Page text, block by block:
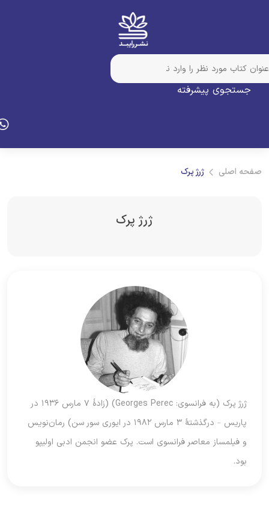
جستجوی پیشرفته
اصلی ژرژ پرک
ژرژ پرک
ژرژ پرک (به فرانسوی: Georges Perec) (زادهٔ ۷ مارس ۱۹۳۶ در
پاریس – درگذشتهٔ ۳ مارس ۱۹۸۲ در ایوری سور سن) رمان‌نویس
و فیلمساز معاصر فرانسوی است. پرک عضو انجمن ادبی اولیپو
بود.